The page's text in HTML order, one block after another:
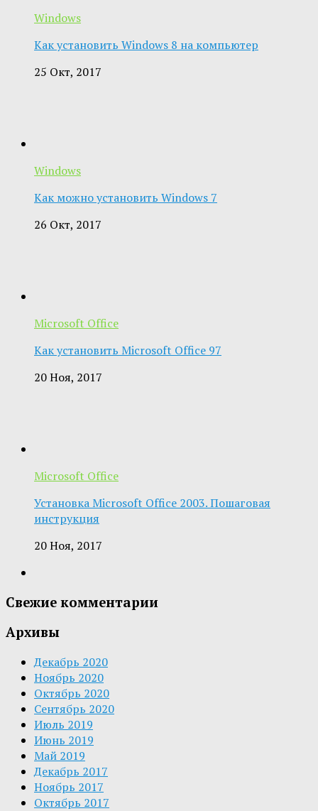
Windows
Как установить Windows 8 на компьютер
25 Окт, 2017
Windows
Как можно установить Windows 7
26 Окт, 2017
Microsoft Office
Как установить Microsoft Office 97
20 Ноя, 2017
Microsoft Office
Установка Microsoft Office 2003. Пошаговая
инструкция
20 Ноя, 2017
Свежие комментарии
Архивы
Декабрь 2020
Ноябрь 2020
Октябрь 2020
Сентябрь 2020
Июль 2019
Июнь 2019
Май 2019
Декабрь 2017
Ноябрь 2017
Октябрь 2017